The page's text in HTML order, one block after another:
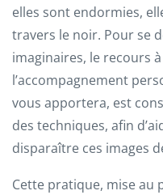
elles sont endormies,
travers le noir. Pour se
imaginaires, le recours
l’accompagnement
vous apportera, est
des techniques, afin
disparaître ces images
Cette pratique, mise au